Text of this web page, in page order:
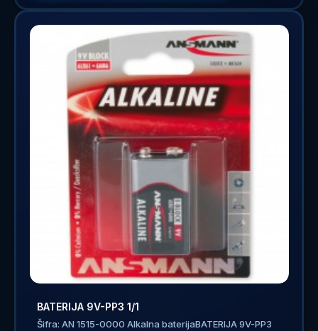
BATERIJA 9V-PP3 1/1
Šifra: AN 1515-0000 Alkalna baterijaBATERIJA 9V-PP3